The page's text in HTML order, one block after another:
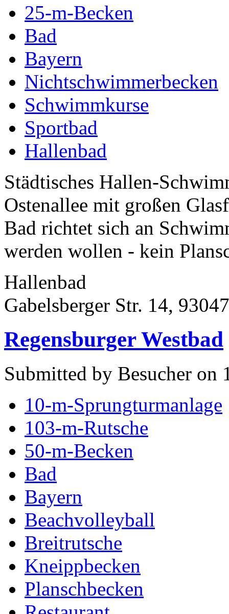
25-m-Becken
Bad
Bayern
Nichtschwimmerbecken
Schwimmkurse
Sportbad
Hallenbad
Städtisches Hallen-
Ostenallee mit großen
Bad richtet sich an
werden wollen - kein
Hallenbad
Gabelsberger Str. 14,
Regensburger Westbad
Submitted by Besucher on
10-m-Sprungturmanlage
103-m-Rutsche
50-m-Becken
Bad
Bayern
Beachvolleyball
Breitrutsche
Kneippbecken
Planschbecken